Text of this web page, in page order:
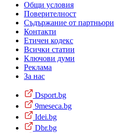
Общи условия
Поверителност
Съдържание от партньори
Контакти
Етичен кодекс
Всички статии
Ключови думи
Реклама
За нас
Dsport.bg
9meseca.bg
Idei.bg
Dbr.bg